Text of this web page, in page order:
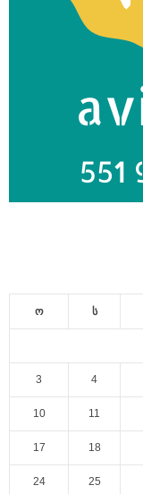
ო ს
3 4
10 11
17 18
24 25